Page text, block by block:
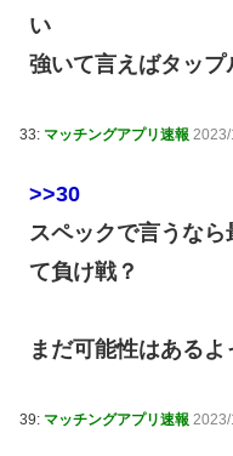
い
強いて言えばタップ
33: マッチングアプリ速報
>>30
スペックで言うな
て負け戦？
まだ可能性はある
39: マッチングアプリ速報 2023/